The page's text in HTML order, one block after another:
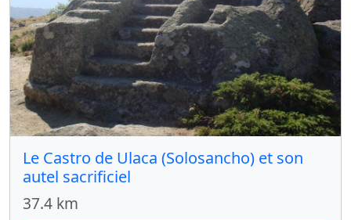
Le Castro de Ulaca (Solosancho) et son
autel sacrificiel
37.4 km